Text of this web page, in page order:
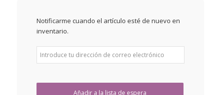
Notificarme cuando el artículo esté de nuevo en
inventario.